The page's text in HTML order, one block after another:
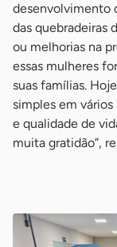
desenvolvimento
das quebradeiras
ou melhorias na
essas mulheres
suas famílias.
simples em
e qualidade de
muita gratidão”,